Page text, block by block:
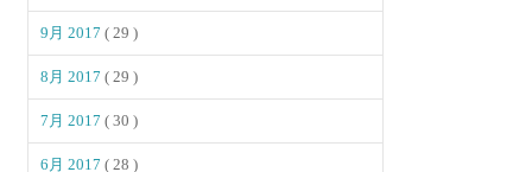
9月 2017( 29 )
8月 2017( 29 )
7月 2017( 30 )
6月 2017( 28 )